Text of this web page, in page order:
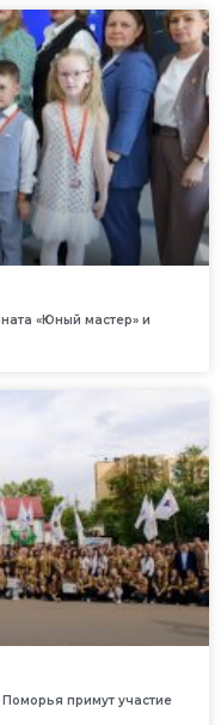
«Юный мастер» и
примут участие